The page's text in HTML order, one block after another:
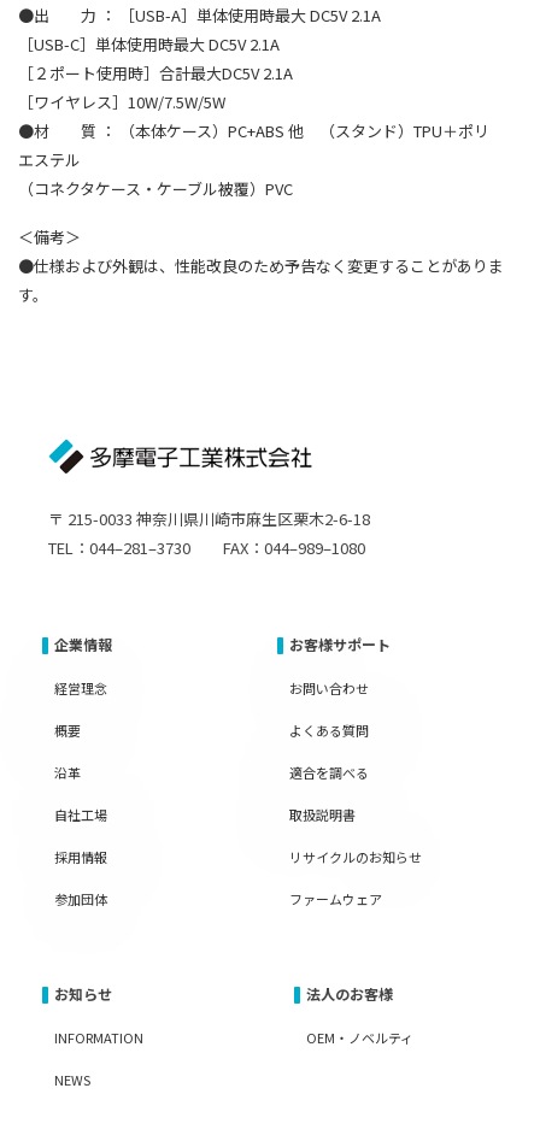
●出 力 ： ［USB-A］単体使用時最大 DC5V 2.1A
［USB-C］単体使用時最大 DC5V 2.1A
［２ポート使用時］合計最大DC5V 2.1A
［ワイヤレス］10W/7.5W/5W
●材 質 ： （本体ケース）PC+ABS 他 （スタンド）TPU＋ポリ
エステル
（コネクタケース・ケーブル被覆）PVC
＜備考＞
●仕様および外観は、性能改良のため予告なく変更することがありま
す。
〒 215-0033 神奈川県川崎市麻生区栗木2-6-18
TEL：044–281–3730 FAX：044–989–1080
企業情報
経営理念
概要
沿革
自社工場
採用情報
参加団体
お客様サポート
お問い合わせ
よくある質問
適合を調べる
取扱説明書
リサイクルのお知らせ
ファームウェア
お知らせ
INFORMATION
NEWS
法人のお客様
OEM・ノベルティ